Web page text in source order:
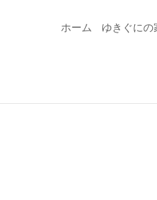
ホーム ゆきぐにの